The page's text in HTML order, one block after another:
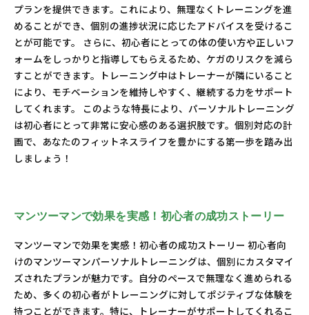
プランを提供できます。これにより、無理なくトレーニングを進
めることができ、個別の進捗状況に応じたアドバイスを受けるこ
とが可能です。 さらに、初心者にとっての体の使い方や正しいフ
ォームをしっかりと指導してもらえるため、ケガのリスクを減ら
すことができます。トレーニング中はトレーナーが隣にいること
により、モチベーションを維持しやすく、継続する力をサポート
してくれます。 このような特長により、パーソナルトレーニング
は初心者にとって非常に安心感のある選択肢です。個別対応の計
画で、あなたのフィットネスライフを豊かにする第一歩を踏み出
しましょう！
マンツーマンで効果を実感！初心者の成功ストーリー
マンツーマンで効果を実感！初心者の成功ストーリー 初心者向
けのマンツーマンパーソナルトレーニングは、個別にカスタマイ
ズされたプランが魅力です。自分のペースで無理なく進められる
ため、多くの初心者がトレーニングに対してポジティブな体験を
持つことができます。特に、トレーナーがサポートしてくれるこ